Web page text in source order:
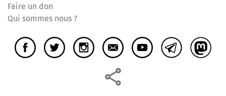
Faire un don
Qui sommes nous ?